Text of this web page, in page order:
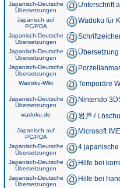
Japanisch-Deutsche
Übersetzungen
Unterschrift
Japanisch auf
PC/PDA
Wadoku für
Japanisch-Deutsche
Übersetzungen
Japanisch-Deutsche
Übersetzungen
Japanisch-Deutsche
Übersetzungen
Wadoku-Wiki Temporäre
Japanisch-Deutsche
Übersetzungen
Nintendo
wadoku.de 岩戸 /
Japanisch auf
PC/PDA
Microsoft
Japanisch-Deutsche
Übersetzungen
4
Japanisch-Deutsche
Übersetzungen
Hilfe bei
Japanisch-Deutsche
Übersetzungen
Hilfe bei